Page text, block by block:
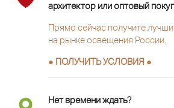
архитектор или оптовый
Прямо сейчас получите
на рынке освещения России.
● ПОЛУЧИТЬ УСЛОВИЯ ●
Нет времени ждать?